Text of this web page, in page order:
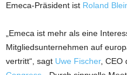
Emeca-Präsident ist Roland
„Emeca ist mehr als eine
Mitgliedsunternehmen auf
vertritt“, sagt Uwe Fischer, CEO